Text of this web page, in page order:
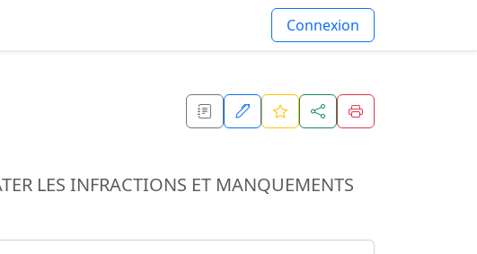
Connexion
LES INFRACTIONS ET MANQUEMENTS